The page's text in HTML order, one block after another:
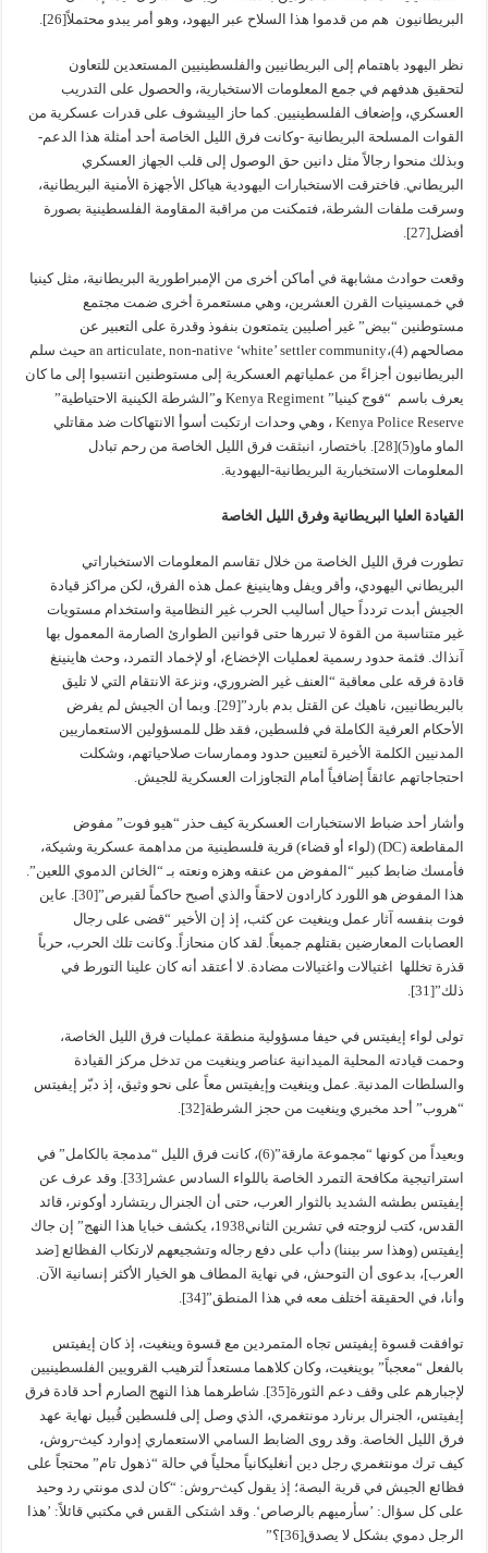
البريطانيون هم من قدموا هذا السلاح عبر اليهود، وهو أمر يبدو محتملاً[26].
نظر اليهود باهتمام إلى البريطانيين والفلسطينيين المستعدين للتعاون
لتحقيق هدفهم في جمع المعلومات الاستخبارية، والحصول على التدريب
العسكري، وإضعاف الفلسطينيين. كما حاز الييشوف على قدرات عسكرية من
القوات المسلحة البريطانية -وكانت فرق الليل الخاصة أحد أمثلة هذا الدعم-
وبذلك منحوا رجالاً مثل دانين حق الوصول إلى قلب الجهاز العسكري
البريطاني. فاخترقت الاستخبارات اليهودية هياكل الأجهزة الأمنية البريطانية،
وسرقت ملفات الشرطة، فتمكنت من مراقبة المقاومة الفلسطينية بصورة
أفضل[27].
وقعت حوادث مشابهة في أماكن أخرى من الإمبراطورية البريطانية، مثل كينيا
في خمسينيات القرن العشرين، وهي مستعمرة أخرى ضمت مجتمع
مستوطنين “بيض” غير أصليين يتمتعون بنفوذ وقدرة على التعبير عن
مصالحهم an articulate, non-native ‘white’ settler community،(4) حيث سلم
البريطانيون أجزاءً من عملياتهم العسكرية إلى مستوطنين انتسبوا إلى ما كان
يعرف باسم “فوج كينيا” Kenya Regiment و”الشرطة الكينية الاحتياطية”
Kenya Police Reserve ، وهي وحدات ارتكبت أسوأ الانتهاكات ضد مقاتلي
الماو ماو(5)[28]. باختصار، انبثقت فرق الليل الخاصة من رحم تبادل
المعلومات الاستخبارية البريطانية-اليهودية.
القيادة العليا البريطانية وفرق الليل الخاصة
تطورت فرق الليل الخاصة من خلال تقاسم المعلومات الاستخباراتي
البريطاني اليهودي، وأقر ويفل وهاينينغ عمل هذه الفرق، لكن مراكز قيادة
الجيش أبدت تردداً حيال أساليب الحرب غير النظامية واستخدام مستويات
غير متناسبة من القوة لا تبررها حتى قوانين الطوارئ الصارمة المعمول بها
آنذاك. فثمة حدود رسمية لعمليات الإخضاع، أو لإخماد التمرد، وحث هاينينغ
قادة فرقه على معاقبة “العنف غير الضروري، ونزعة الانتقام التي لا تليق
بالبريطانيين، ناهيك عن القتل بدم بارد”[29]. وبما أن الجيش لم يفرض
الأحكام العرفية الكاملة في فلسطين، فقد ظل للمسؤولين الاستعماريين
المدنيين الكلمة الأخيرة لتعيين حدود وممارسات صلاحياتهم، وشكلت
احتجاجاتهم عائقاً إضافياً أمام التجاوزات العسكرية للجيش.
وأشار أحد ضباط الاستخبارات العسكرية كيف حذر “هيو فوت” مفوض
المقاطعة (DC) (لواء أو قضاء) قرية فلسطينية من مداهمة عسكرية وشيكة،
فأمسك ضابط كبير “المفوض من عنقه وهزه ونعته بـ “الخائن الدموي اللعين”.
هذا المفوض هو اللورد كارادون لاحقاً والذي أصبح حاكماً لقبرص”[30]. عاين
فوت بنفسه آثار عمل وينغيت عن كثب، إذ إن الأخير “قضى على رجال
العصابات المعارضين بقتلهم جميعاً. لقد كان منحازاً. وكانت تلك الحرب، حرباً
قذرة تخللها اغتيالات واغتيالات مضادة. لا أعتقد أنه كان علينا التورط في
ذلك”[31].
تولى لواء إيفيتس في حيفا مسؤولية منطقة عمليات فرق الليل الخاصة،
وحمت قيادته المحلية الميدانية عناصر وينغيت من تدخل مركز القيادة
والسلطات المدنية. عمل وينغيت وإيفيتس معاً على نحو وثيق، إذ دبّر إيفيتس
“هروب” أحد مخبري وينغيت من حجز الشرطة[32].
وبعيداً من كونها “مجموعة مارقة”(6)، كانت فرق الليل “مدمجة بالكامل” في
استراتيجية مكافحة التمرد الخاصة باللواء السادس عشر[33]. وقد عرف عن
إيفيتس بطشه الشديد بالثوار العرب، حتى أن الجنرال ريتشارد أوكونر، قائد
القدس، كتب لزوجته في تشرين الثاني1938، يكشف خبايا هذا النهج” إن جاك
إيفيتس (وهذا سر بيننا) دأب على دفع رجاله وتشجيعهم لارتكاب الفظائع [ضد
العرب]، بدعوى أن التوحش، في نهاية المطاف هو الخيار الأكثر إنسانية الآن.
وأنا، في الحقيقة أختلف معه في هذا المنطق”[34].
توافقت قسوة إيفيتس تجاه المتمردين مع قسوة وينغيت، إذ كان إيفيتس
بالفعل “معجباً” بوينغيت، وكان كلاهما مستعداً لترهيب القرويين الفلسطينيين
لإجبارهم على وقف دعم الثورة[35]. شاطرهما هذا النهج الصارم أحد قادة فرق
إيفيتس، الجنرال برنارد مونتغمري، الذي وصل إلى فلسطين قُبيل نهاية عهد
فرق الليل الخاصة. وقد روى الضابط السامي الاستعماري إدوارد كيث-روش،
كيف ترك مونتغمري رجل دين أنغليكانياً محلياً في حالة “ذهول تام” محتجاً على
فظائع الجيش في قرية البصة؛ إذ يقول كيث-روش: “كان لدى مونتي رد وحيد
على كل سؤال: ’سأرميهم بالرصاص‘. وقد اشتكى القس في مكتبي قائلاً: ’هذا
الرجل دموي بشكل لا يصدق[36]؟”